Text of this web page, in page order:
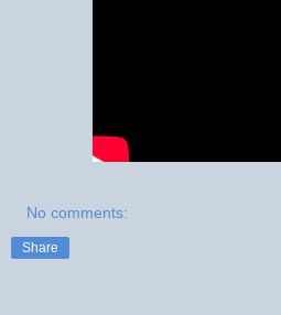
No comments:
Share